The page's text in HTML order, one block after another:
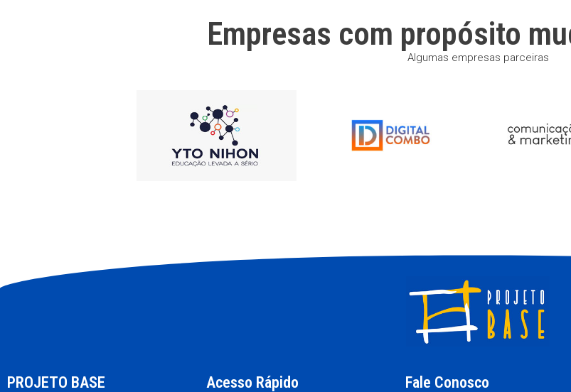
Empresas com propósito
Algumas empresas parceiras
PROJETO BASE Acesso Rápido Fale Conosco